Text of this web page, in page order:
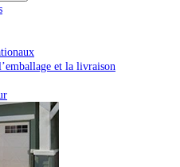
et la livraison